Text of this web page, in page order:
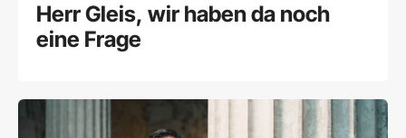
Herr Gleis, wir haben da noch
eine Frage